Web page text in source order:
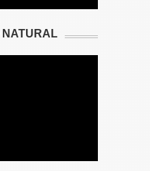
NATURAL